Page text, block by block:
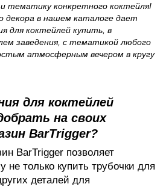
тематику конкретного коктейля!
декора в нашем каталоге дает
для коктейлей купить, в
заведения, с тематикой любого
атмосферным вечером в кругу
для коктейлей
на своих
BarTrigger?
BarTrigger позволяет
только купить трубочки для
деталей для